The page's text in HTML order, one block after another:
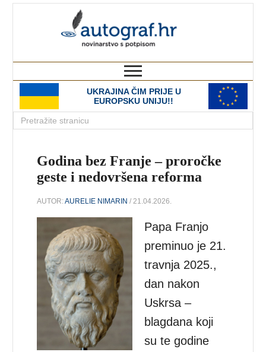
UKRAJINA ČIM PRIJE U
EUROPSKU UNIJU!!
Godina bez Franje – proročke
geste i nedovršena reforma
AUTOR:AURELIE NIMARIN / 21.04.2026.
Papa Franjo
preminuo je 21.
travnja 2025.,
dan nakon
Uskrsa –
blagdana koji
su te godine